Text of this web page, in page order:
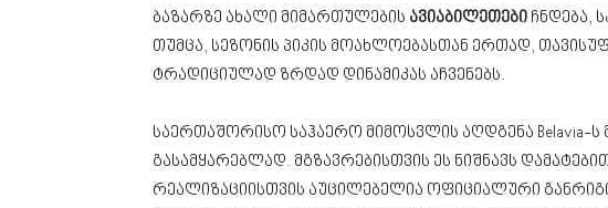
ბაზარზე ახალი მიმართულების ავიაბილეთები ჩნდება,
თუმცა, სეზონის პიკის მოახლოებასთან ერთად,
ტრადიციულად ზრდად დინამიკას აჩვენებს.
საერთაშორისო საჰაერო მიმოსვლის აღდგენა Belavia-
გასამყარებლად. მგზავრებისთვის ეს ნიშნავს
რეალიზაციისთვის აუცილებელია ოფიციალური